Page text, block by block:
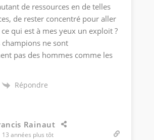
de ressources en de telles
de rester concentré pour aller
qui est à mes yeux un exploit ?
champions ne sont
pas des hommes comme les
Répondre
Rainaut
13 années plus tôt